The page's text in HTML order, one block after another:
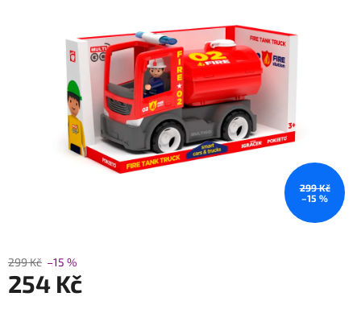
299 Kč
–15 %
299 Kč –15 %
254 Kč